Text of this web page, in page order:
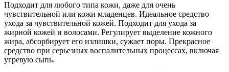
Подходит для любого типа кожи, даже для очень
чувствительной или кожи младенцев. Идеальное средство
ухода за чувствительной кожей. Подходит для ухода за
жирной кожей и волосами. Регулирует выделение кожного
жира, абсорбирует его излишки, сужает поры. Прекрасное
средство при серьезных воспалительных процессах, включая
угревую сыпь.